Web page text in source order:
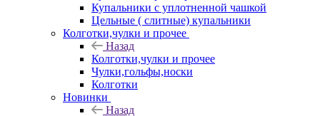
Купальники с уплотненной чашкой
Цельные ( слитные) купальники
Колготки,чулки и прочее
Назад
Колготки,чулки и прочее
Чулки,гольфы,носки
Колготки
Новинки
Назад